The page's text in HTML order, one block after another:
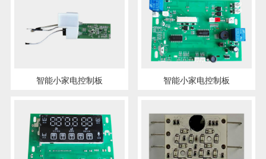
智能小家电控制板 智能小家电控制板